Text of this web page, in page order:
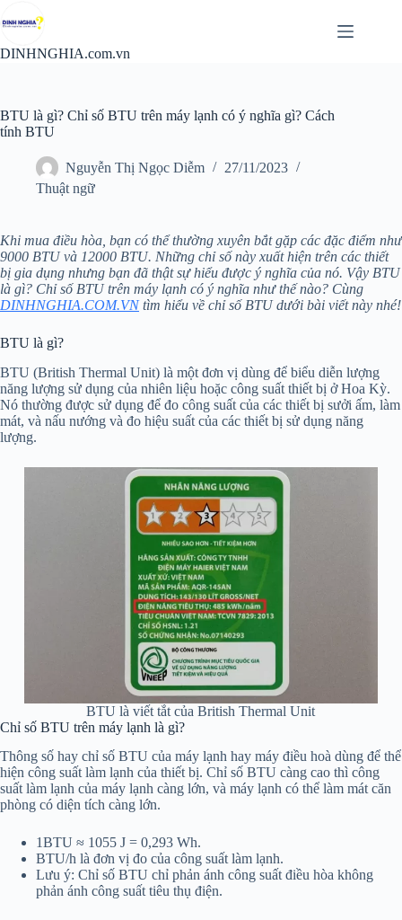
đến
nội
DINHNGHIA.com.vn
BTU là gì? Chỉ số BTU trên máy lạnh có ý nghĩa gì? Cách
tính BTU
Nguyễn Thị Ngọc Diễm
27/11/2023
Thuật ngữ
Khi mua điều hòa, bạn có thể thường xuyên bắt gặp các đặc điểm như
9000 BTU và 12000 BTU. Những chỉ số này xuất hiện trên các thiết
bị gia dụng nhưng bạn đã thật sự hiểu được ý nghĩa của nó. Vậy BTU
là gì? Chỉ số BTU trên máy lạnh có ý nghĩa như thế nào? Cùng
DINHNGHIA.COM.VNtìm hiểu về chỉ số BTU dưới bài viết này nhé!
BTU là gì?
BTU (British Thermal Unit) là một đơn vị dùng để biểu diễn lượng
năng lượng sử dụng của nhiên liệu hoặc công suất thiết bị ở Hoa Kỳ.
Nó thường được sử dụng để đo công suất của các thiết bị sưởi ấm, làm
mát, và nấu nướng và đo hiệu suất của các thiết bị sử dụng năng
lượng.
BTU là viết tắt của British Thermal Unit
Chỉ số BTU trên máy lạnh là gì?
Thông số hay chỉ số BTU của máy lạnh hay máy điều hoà dùng để thể
hiện công suất làm lạnh của thiết bị. Chỉ số BTU càng cao thì công
suất làm lạnh của máy lạnh càng lớn, và máy lạnh có thể làm mát căn
phòng có diện tích càng lớn.
1BTU ≈ 1055 J = 0,293 Wh.
BTU/h là đơn vị đo của công suất làm lạnh.
Lưu ý: Chỉ số BTU chỉ phản ánh công suất điều hòa không
phản ánh công suất tiêu thụ điện.